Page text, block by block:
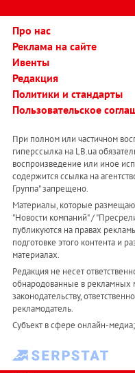
Про нас
Реклама на сайте
Ивенты
Редакция
Политики и стандарты
Пользовательское
При полном или частичном
гиперссылка на LB.ua
воспроизведение или иное
содержится ссылка на
Группа" запрещено.
Материалы, которые
"Новости компаний" /
публикуются на правах
подготовке этого контента и
материалах.
Редакция не несет
обнародованные в рекламных
законодательству,
рекламодатель.
Субъект в сфере онлайн-